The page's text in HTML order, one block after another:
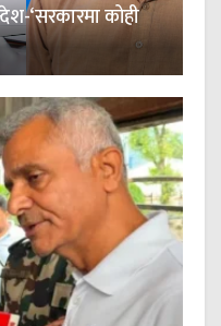
‘सरकारमा कोही